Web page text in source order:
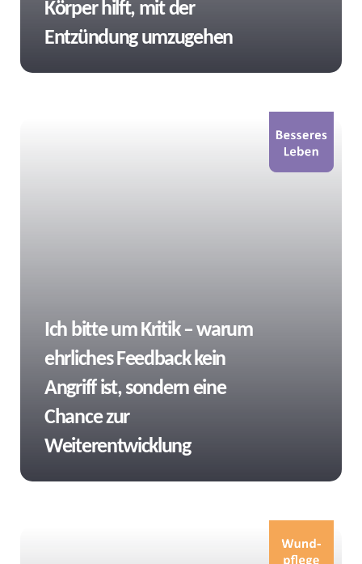
Körper hilft, mit der
Entzündung umzugehen
Ich bitte um Kritik – warum
ehrliches Feedback kein
Angriff ist, sondern eine
Chance zur
Weiterentwicklung